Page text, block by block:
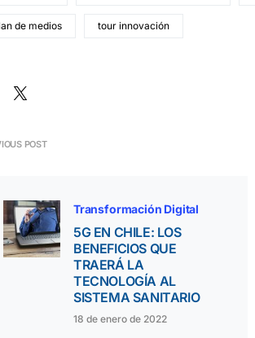
de medios tour innovación
POST
Transformación Digital
5G EN CHILE: LOS
BENEFICIOS QUE
TRAERÁ LA
TECNOLOGÍA AL
SISTEMA SANITARIO
18 de enero de 2022